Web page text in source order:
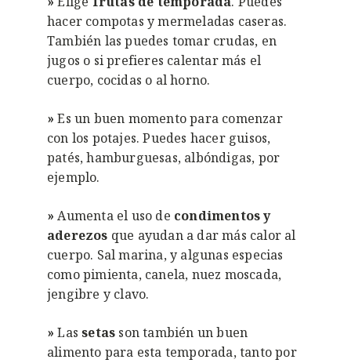
hacer compotas y mermeladas caseras.
También las puedes tomar crudas, en
jugos o si prefieres calentar más el
cuerpo, cocidas o al horno.
» Es un buen momento para comenzar
con los potajes. Puedes hacer guisos,
patés, hamburguesas, albóndigas, por
ejemplo.
» Aumenta el uso de condimentos y
aderezos que ayudan a dar más calor al
cuerpo. Sal marina, y algunas especias
como pimienta, canela, nuez moscada,
jengibre y clavo.
» Lassetas son también un buen
alimento para esta temporada, tanto por